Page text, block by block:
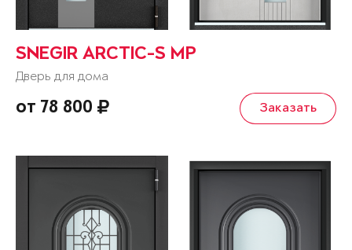
SNEGIR ARCTIC-S MP
Дверь для дома
от 78 800 Заказать